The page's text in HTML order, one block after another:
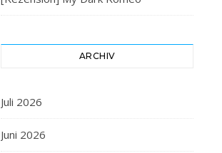
ARCHIV
Juli 2026
Juni 2026